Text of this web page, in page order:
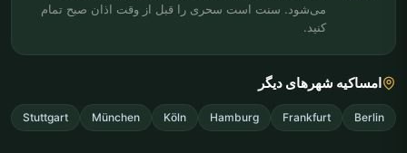
می‌شود. سنت است سحری را قبل از وقت اذان صبح تمام
کنید.
امساکیه شهرهای دیگر
Berlin
Frankfurt
Hamburg
Köln
München
Stuttgart